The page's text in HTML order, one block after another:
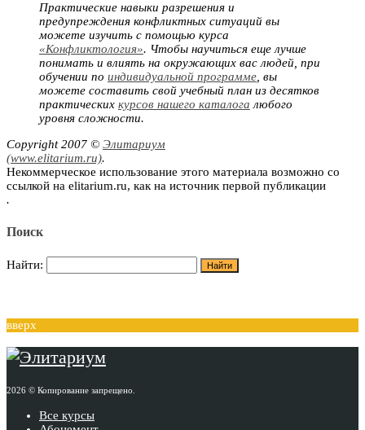
Практические навыки разрешения и
предупреждения конфликтных ситуаций вы
можете изучить с помощью курса
«Конфликтология». Чтобы научиться еще лучше
понимать и влиять на окружающих вас людей, при
обучении по индивидуальной программе, вы
можете составить свой учебный план из десятков
практических курсов нашего каталога любого
уровня сложности.
Copyright 2007 © Элитариум
(www.elitarium.ru).
Некоммерческое использование этого материала возможно со
ссылкой на elitarium.ru, как на источник первой публикации
.
Поиск
Найти:
вверх
2026 © Копирование запрещено.
Все курсы